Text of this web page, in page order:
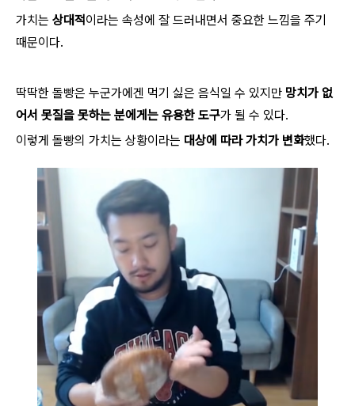
가치는 상대적이라는 속성에 잘 드러내면서 중요한 느낌을 주기
때문이다.
딱딱한 돌빵은 누군가에겐 먹기 싫은 음식일 수 있지만 망치가 없
어서 못질을 못하는 분에게는 유용한 도구가 될 수 있다.
이렇게 돌빵의 가치는 상황이라는 대상에 따라 가치가 변화했다.